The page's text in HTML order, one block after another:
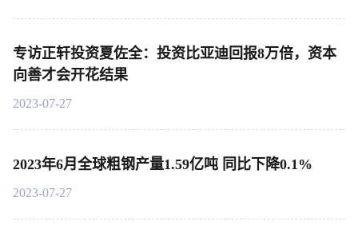
专访正轩投资夏佐全：投资比亚迪回报8万倍，资本
向善才会开花结果
2023-07-27
2023年6月全球粗钢产量1.59亿吨 同比下降0.1%
2023-07-27